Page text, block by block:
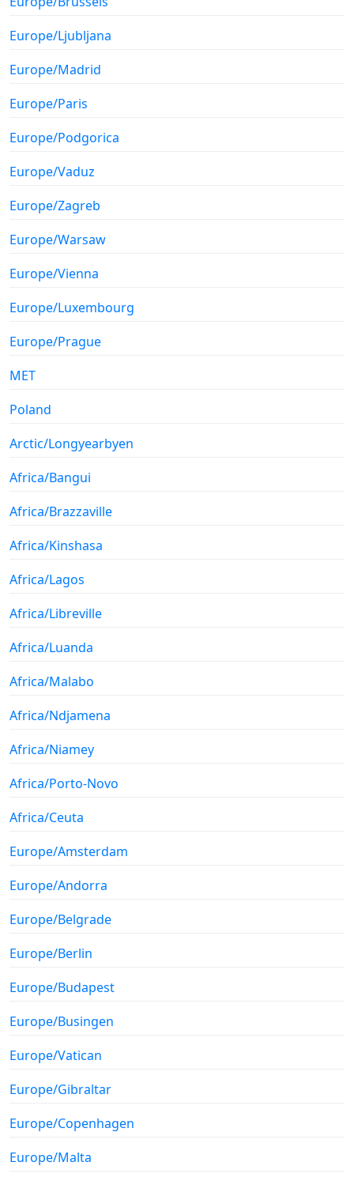
Europe/Ljubljana
Europe/Madrid
Europe/Paris
Europe/Podgorica
Europe/Vaduz
Europe/Zagreb
Europe/Warsaw
Europe/Vienna
Europe/Luxembourg
Europe/Prague
MET
Poland
Arctic/Longyearbyen
Africa/Bangui
Africa/Brazzaville
Africa/Kinshasa
Africa/Lagos
Africa/Libreville
Africa/Luanda
Africa/Malabo
Africa/Ndjamena
Africa/Niamey
Africa/Porto-Novo
Africa/Ceuta
Europe/Amsterdam
Europe/Andorra
Europe/Belgrade
Europe/Berlin
Europe/Budapest
Europe/Busingen
Europe/Vatican
Europe/Gibraltar
Europe/Copenhagen
Europe/Malta